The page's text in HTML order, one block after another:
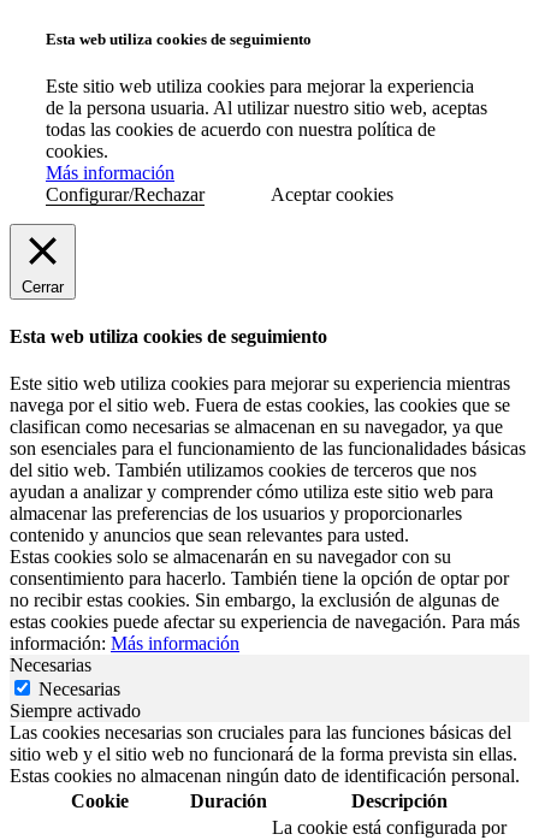
Esta web utiliza cookies de seguimiento
Este sitio web utiliza cookies para mejorar la experiencia
de la persona usuaria. Al utilizar nuestro sitio web, aceptas
todas las cookies de acuerdo con nuestra política de
cookies.
Más información
Configurar/Rechazar
Aceptar cookies
Cerrar
Esta web utiliza cookies de seguimiento
Este sitio web utiliza cookies para mejorar su experiencia mientras
navega por el sitio web. Fuera de estas cookies, las cookies que se
clasifican como necesarias se almacenan en su navegador, ya que
son esenciales para el funcionamiento de las funcionalidades básicas
del sitio web. También utilizamos cookies de terceros que nos
ayudan a analizar y comprender cómo utiliza este sitio web para
almacenar las preferencias de los usuarios y proporcionarles
contenido y anuncios que sean relevantes para usted.
Estas cookies solo se almacenarán en su navegador con su
consentimiento para hacerlo. También tiene la opción de optar por
no recibir estas cookies. Sin embargo, la exclusión de algunas de
estas cookies puede afectar su experiencia de navegación. Para más
información: Más información
Necesarias
Necesarias
Siempre activado
Las cookies necesarias son cruciales para las funciones básicas del
sitio web y el sitio web no funcionará de la forma prevista sin ellas.
Estas cookies no almacenan ningún dato de identificación personal.
Cookie
Duración Descripción
La cookie está configurada por